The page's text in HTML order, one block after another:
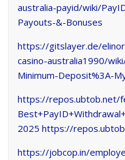
australia-payid/wiki/
Payouts-&-Bonuses
https://gitslayer.de/
casino-australia1990/
Minimum-Deposit%3A-
https://repos.ubtob.net/
2025 https://
https://jobcop.in/